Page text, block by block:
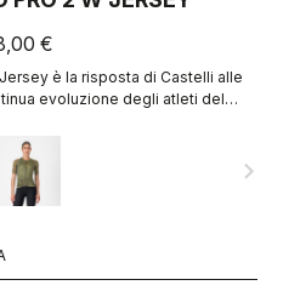
€
è la risposta di Castelli alle
evoluzione degli atleti del
sacrificare lo spirito di questo
navigate_next